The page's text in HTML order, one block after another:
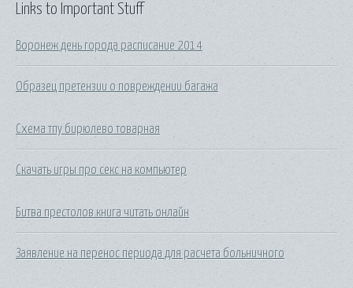
Links to Important Stuff
Воронеж день города расписание 2014
Образец претензии о повреждении багажа
Схема тпу бирюлево товарная
Скачать игры про секс на компьютер
Битва престолов книга читать онлайн
Заявление на перенос периода для расчета больничного